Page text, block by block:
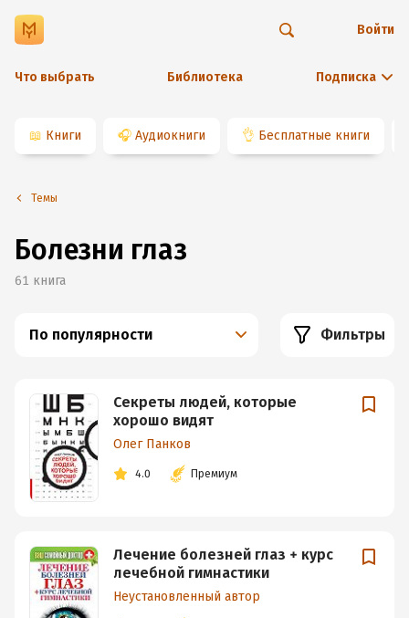
Что выбрать Библиотека Подписка
Войти
📖 Книги 🎧 Аудиокниги 👌 Бесплатные книги
Темы
Болезни глаз
61 книга
По популярности Фильтры
Секреты людей, которые
хорошо видят
Олег Панков
4.0 Премиум
Лечение болезней глаз + курс
лечебной гимнастики
Неустановленный автор